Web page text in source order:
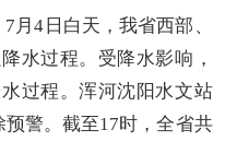
4日白天，我省西部、
水过程。受降水影响，
过程。浑河沈阳水文站
警。截至17时，全省共